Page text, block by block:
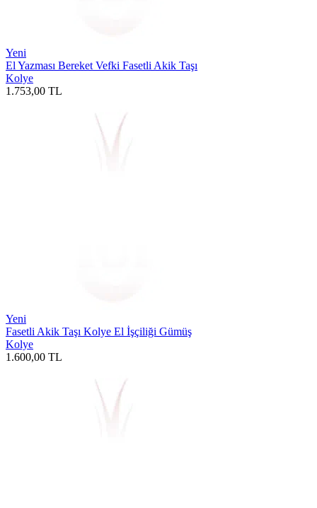
Yeni
El Yazması Bereket Vefki Fasetli Akik Taşı
Kolye
1.753,00 TL
Yeni
Fasetli Akik Taşı Kolye El İşçiliği Gümüş
Kolye
1.600,00 TL